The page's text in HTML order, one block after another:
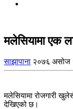
मलेसियामा एक
साझापाना २०७६ असोज
मलेसियामा रोजगारी
देखिएको छ।